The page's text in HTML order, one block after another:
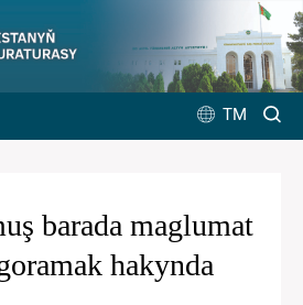
TM
barada maglumat
hakynda